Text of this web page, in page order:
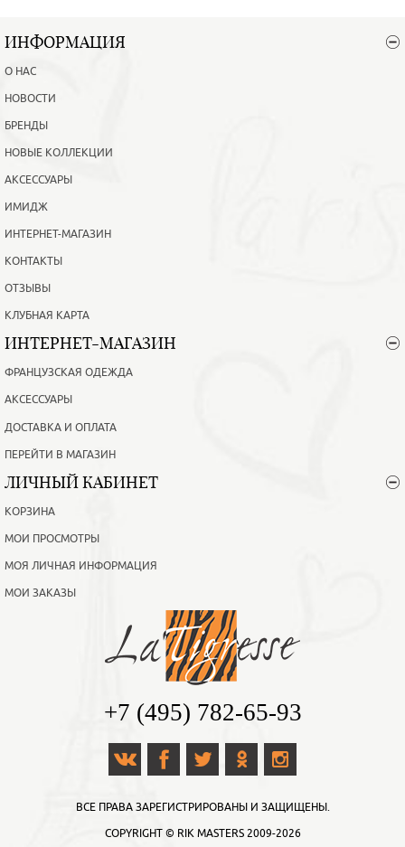
ИНФОРМАЦИЯ
О НАС
НОВОСТИ
БРЕНДЫ
НОВЫЕ КОЛЛЕКЦИИ
АКСЕССУАРЫ
ИМИДЖ
ИНТЕРНЕТ-МАГАЗИН
КОНТАКТЫ
ОТЗЫВЫ
КЛУБНАЯ КАРТА
ИНТЕРНЕТ-МАГАЗИН
ФРАНЦУЗСКАЯ ОДЕЖДА
АКСЕССУАРЫ
ДОСТАВКА И ОПЛАТА
ПЕРЕЙТИ В МАГАЗИН
ЛИЧНЫЙ КАБИНЕТ
КОРЗИНА
МОИ ПРОСМОТРЫ
МОЯ ЛИЧНАЯ ИНФОРМАЦИЯ
МОИ ЗАКАЗЫ
+7 (495) 782-65-93
ВСЕ ПРАВА ЗАРЕГИСТРИРОВАНЫ И ЗАЩИЩЕНЫ.
COPYRIGHT © RIK MASTERS2009-2026